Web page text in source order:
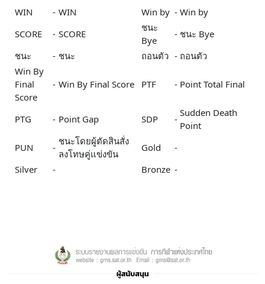
WIN
- WIN Win by - Win by
SCORE
- SCORE
ชนะ
Bye
- ชนะ Bye
ชนะ
- ชนะ ถอนตัว - ถอนตัว
Win By
Final
Score
- Win By Final Score PTF - Point Total Final
PTG - Point Gap SDP -
Sudden Death
Point
PUN
-
ชนะโดยผู้ตัดสินสั่ง
ลงโทษคู่แข่งขัน
Gold
-
Silver
- Bronze -